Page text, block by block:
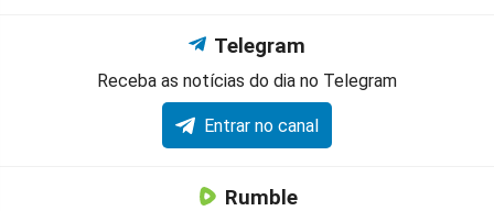
Telegram
Receba as notícias do dia no Telegram
Entrar no canal
Rumble